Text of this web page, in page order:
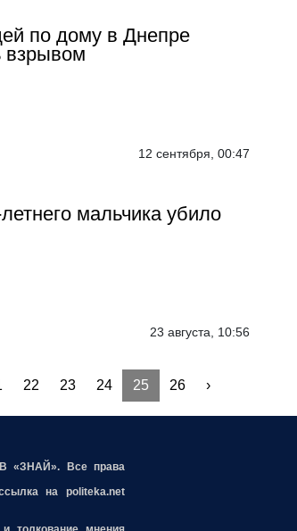
по дому в Днепре
взрывом
12 сентября, 00:47
мальчика убило
23 августа, 10:56
22 23 24 25 26 ›
«ЗНАЙ». Все права
на politeka.net